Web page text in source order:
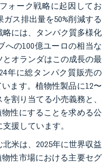
ォーク戦略に起因してお
ガス排出量を50%削減する
には、タンパク質多様化
への100億ユーロの相当な
オランダはこの成長の最
年に総タンパク質販売の
ます。植物性製品に12〜
割り当てる小売義務と、
性にすることを求める公
援しています。
米は、2025年に世界収益
性市場における主要セグ